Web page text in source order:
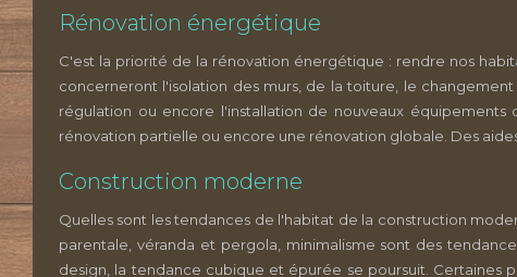
Rénovation énergétique
C'est la priorité de la rénovation énergétique : rendre nos
concerneront l'isolation des murs, de la toiture, le
régulation ou encore l'installation de nouveaux
rénovation partielle ou encore une rénovation globale. Des
Construction moderne
Quelles sont les tendances de l'habitat de la construction
parentale, véranda et pergola, minimalisme sont des
design, la tendance cubique et épurée se poursuit. Certaines